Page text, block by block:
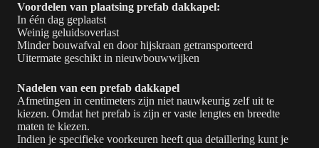
Voordelen van plaatsing prefab dakkapel:
In één dag geplaatst
Weinig geluidsoverlast
Minder bouwafval en door hijskraan getransporteerd
Uitermate geschikt in nieuwbouwwijken
Nadelen van een prefab dakkapel
Afmetingen in centimeters zijn niet nauwkeurig zelf uit te
kiezen. Omdat het prefab is zijn er vaste lengtes en breedte
maten te kiezen.
Indien je specifieke voorkeuren heeft qua detaillering kunt je